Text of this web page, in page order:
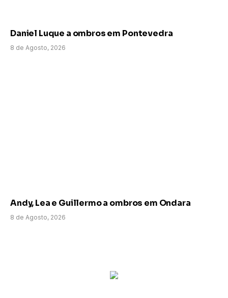
Daniel Luque a ombros em Pontevedra
8 de Agosto, 2026
Andy, Lea e Guillermo a ombros em Ondara
8 de Agosto, 2026